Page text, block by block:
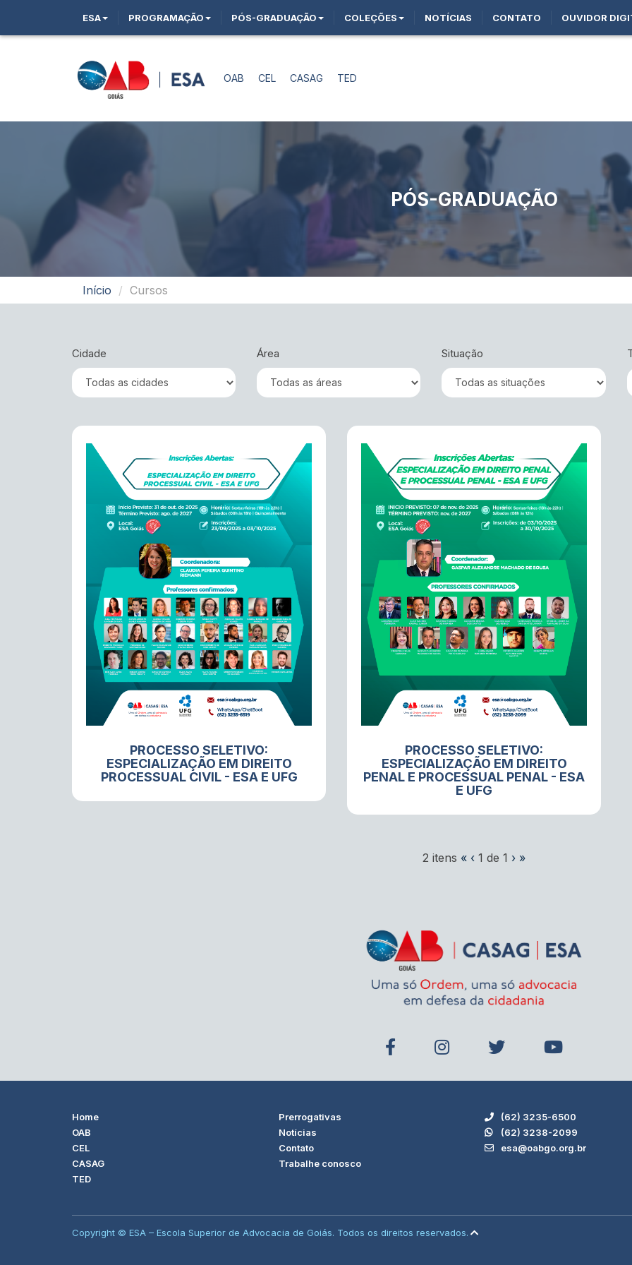
ESA PROGRAMAÇÃO PÓS-GRADUAÇÃO COLEÇÕES NOTÍCIAS CONTATO OUVIDOR
OAB CEL CASAG TED
PÓS-GRADUAÇÃO
Início Cursos
Cidade Área Situação
PROCESSO SELETIVO:
ESPECIALIZAÇÃO EM DIREITO
PROCESSUAL CIVIL - ESA E UFG
PROCESSO SELETIVO:
ESPECIALIZAÇÃO EM DIREITO
PENAL E PROCESSUAL PENAL - ESA
E UFG
2 itens Primeira
« Página
‹ Página
1 de 1 Próxima
› Última
»
Home
OAB
CEL
CASAG
TED
Prerrogativas
Notícias
Contato
Trabalhe conosco
(62) 3235-6500
(62) 3238-2099
esa@oabgo.org.br
Copyright © ESA – Escola Superior de Advocacia de Goiás. Todos os direitos reservados.